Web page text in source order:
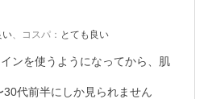
い、 コスパ ： とても良い
ンを使うようになってから、肌
代前半にしか見られません